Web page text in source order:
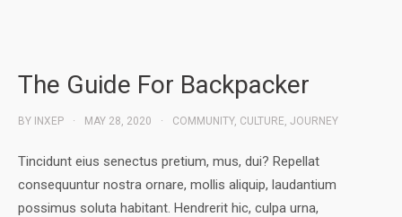
The Guide For Backpacker
BY INXEP MAY 28, 2020 COMMUNITY, CULTURE, JOURNEY
Tincidunt eius senectus pretium, mus, dui? Repellat
consequuntur nostra ornare, mollis aliquip, laudantium
possimus soluta habitant. Hendrerit hic, culpa urna,